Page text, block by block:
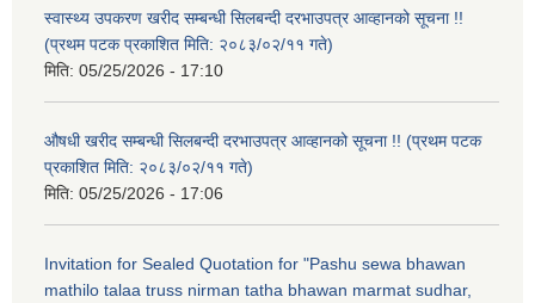
स्वास्थ्य उपकरण खरीद सम्बन्धी सिलबन्दी दरभाउपत्र आव्हानको सूचना !!
(प्रथम पटक प्रकाशित मिति: २०८३/०२/११ गते)
मिति: 05/25/2026 - 17:10
औषधी खरीद सम्बन्धी सिलबन्दी दरभाउपत्र आव्हानको सूचना !! (प्रथम पटक
प्रकाशित मिति: २०८३/०२/११ गते)
मिति: 05/25/2026 - 17:06
Invitation for Sealed Quotation for "Pashu sewa bhawan
mathilo talaa truss nirman tatha bhawan marmat sudhar,